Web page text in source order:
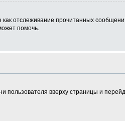
отслеживание прочитанных
помочь.
пользователя вверху страницы и